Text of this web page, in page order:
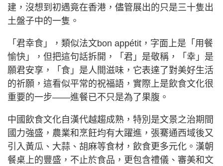
建，沒想到初遇竟在香港，儘管展出的只是三十隻出
土盤子中的一隻。
「君幸食」，類似法文bon appétit，字面上是「用餐
愉快」，但把這句話拆開，「君」是敬稱，「幸」是
願君安享，「食」是人間滋味，它表達了對美好生活
的祈願，這看似平常的祝福語，實際上是飲食文化很
重要的一步——進餐已不只是為了果腹。
中國飲食文化自漢代越趨成熟，特別是文景之治期間
國力強盛，農業和烹飪均有大躍進，張騫通西域後又
引入黃瓜、大蒜、胡麻等食材，飲食更多元化。漢朝
餐桌上的豐盛，不止於食品，更包含禮儀、審美和文